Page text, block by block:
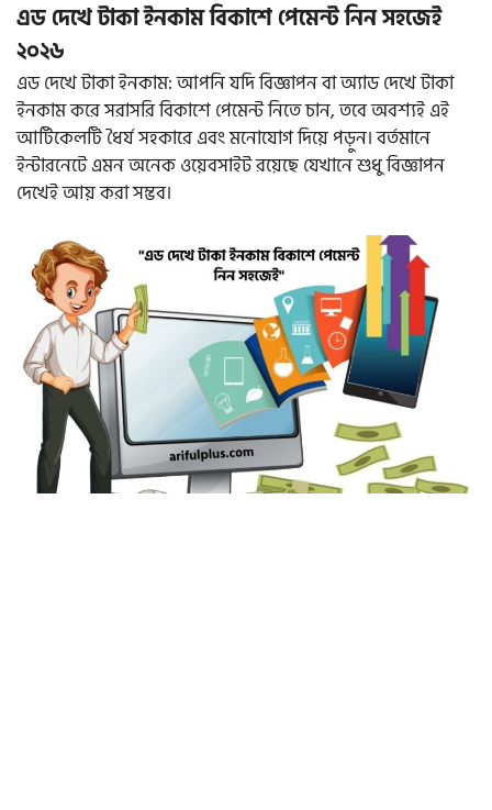
এড দেখে টাকা ইনকাম বিকাশে পেমেন্ট নিন সহজেই
২০২৬
এড দেখে টাকা ইনকাম: আপনি যদি বিজ্ঞাপন বা অ্যাড দেখে টাকা
ইনকাম করে সরাসরি বিকাশে পেমেন্ট নিতে চান, তবে অবশ্যই এই
আর্টিকেলটি ধৈর্য সহকারে এবং মনোযোগ দিয়ে পড়ুন। বর্তমানে
ইন্টারনেটে এমন অনেক ওয়েবসাইট রয়েছে যেখানে শুধু বিজ্ঞাপন
দেখেই আয় করা সম্ভব।